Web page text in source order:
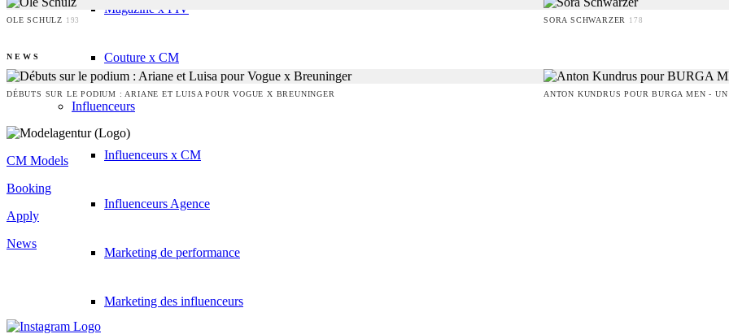
Magazine x FIV
Couture x CM
Influenceurs
Influenceurs x CM
Influenceurs Agence
Marketing de performance
Marketing des influenceurs
OLE SCHULZ 193 SORA SCHWARZER 178
NEWS
DÉBUTS SUR LE PODIUM : ARIANE ET LUISA POUR VOGUE X BREUNINGER ANTON KUNDRUS POUR BURGA MEN -
CM Models
Booking
Apply
News